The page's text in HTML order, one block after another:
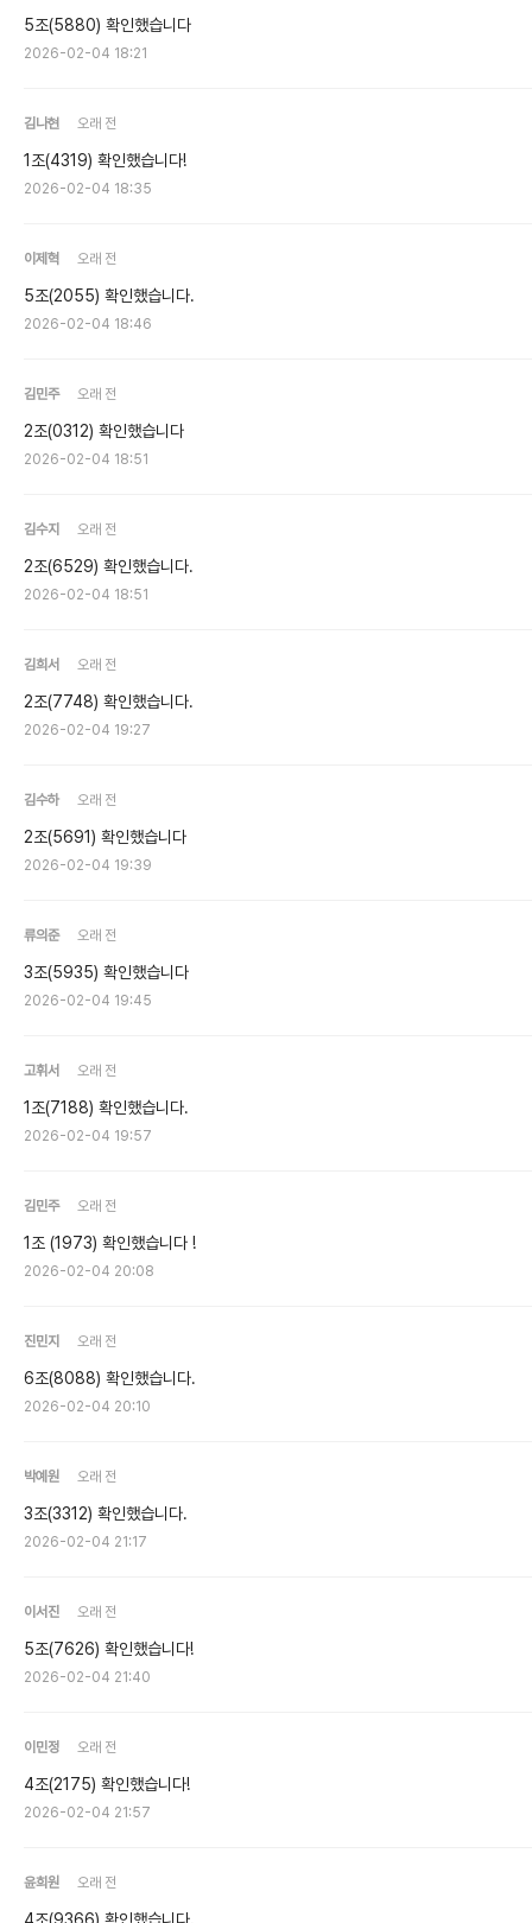
5조(5880) 확인했습니다
2026-02-04 18:21
김나현 오래 전
1조(4319) 확인했습니다!
2026-02-04 18:35
이제혁 오래 전
5조(2055) 확인했습니다.
2026-02-04 18:46
김민주 오래 전
2조(0312) 확인했습니다
2026-02-04 18:51
김수지 오래 전
2조(6529) 확인했습니다.
2026-02-04 18:51
김희서 오래 전
2조(7748) 확인했습니다.
2026-02-04 19:27
김수하 오래 전
2조(5691) 확인했습니다
2026-02-04 19:39
류의준 오래 전
3조(5935) 확인했습니다
2026-02-04 19:45
고휘서 오래 전
1조(7188) 확인했습니다.
2026-02-04 19:57
김민주 오래 전
1조 (1973) 확인했습니다 !
2026-02-04 20:08
진민지 오래 전
6조(8088) 확인했습니다.
2026-02-04 20:10
박예원 오래 전
3조(3312) 확인했습니다.
2026-02-04 21:17
이서진 오래 전
5조(7626) 확인했습니다!
2026-02-04 21:40
이민정 오래 전
4조(2175) 확인했습니다!
2026-02-04 21:57
윤희원 오래 전
4조(9366) 확인했습니다.